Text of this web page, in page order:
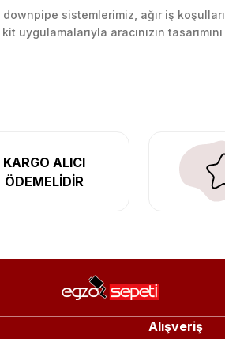
sistemlerimiz, ağır iş
uygulamalarıyla aracınızın
merkezimizde profesyonel
KARGO ALICI
ÖDEMELİDİR
Alışveriş